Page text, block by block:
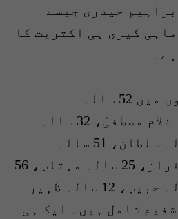
حیدری جیسے
گیری ہی اکثریت کا
گرفتار ماہی گیروں میں 52 سالہ
ابراہیم، 31 سالہ غلام مصطفیٰ، 32 سالہ
سرمیر بار، 35 سالہ سلطان، 51 سالہ
سوما، 24 سالہ سرفراز، 25 سالہ مہتاب، 56
سالہ حسین، 15 سالہ حبیب، 12 سالہ ظہیر
شفیع شامل ہیں۔ ایک ہی